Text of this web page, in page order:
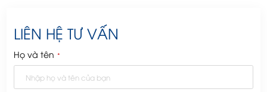
LIÊN HỆ TƯ VẤN
Họ và tên *